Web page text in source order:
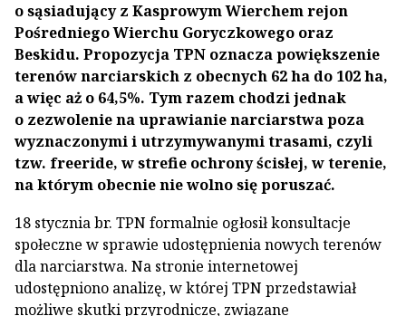
o sąsiadujący z Kasprowym Wierchem rejon
Pośredniego Wierchu Goryczkowego oraz
Beskidu. Propozycja TPN oznacza powiększenie
terenów narciarskich z obecnych 62 ha do 102 ha,
a więc aż o 64,5%. Tym razem chodzi jednak
o zezwolenie na uprawianie narciarstwa poza
wyznaczonymi i utrzymywanymi trasami, czyli
tzw. freeride, w strefie ochrony ścisłej, w terenie,
na którym obecnie nie wolno się poruszać.
18 stycznia br. TPN formalnie ogłosił konsultacje
społeczne w sprawie udostępnienia nowych terenów
dla narciarstwa. Na stronie internetowej
udostępniono analizę, w której TPN przedstawiał
możliwe skutki przyrodnicze, związane